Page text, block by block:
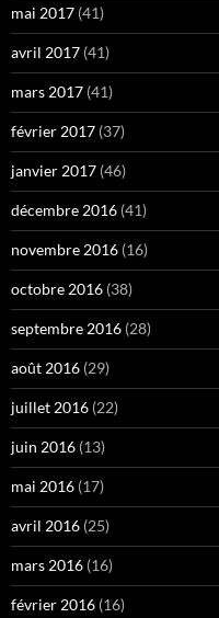
mai 2017 (41)
avril 2017 (41)
mars 2017 (41)
février 2017 (37)
janvier 2017 (46)
décembre 2016 (41)
novembre 2016 (16)
octobre 2016 (38)
septembre 2016 (28)
août 2016 (29)
juillet 2016 (22)
juin 2016 (13)
mai 2016 (17)
avril 2016 (25)
mars 2016 (16)
février 2016 (16)